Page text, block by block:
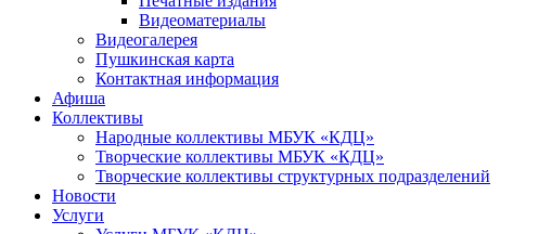
Видеоматериалы
Видеогалерея
Пушкинская карта
Контактная информация
Афиша
Коллективы
Народные коллективы МБУК «КДЦ»
Творческие коллективы МБУК «КДЦ»
Творческие коллективы структурных подразделений
Новости
Услуги